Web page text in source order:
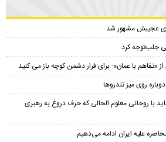
عجیبش مشهور شد
جلب‌توجه کرد
با عمان»: برای فرار دشمن کوچه باز می کنید
روی میز تندروها
با روحانی معلوم الحالی که حرف دروغ به رهبری
علیه ایران ادامه می‌دهیم